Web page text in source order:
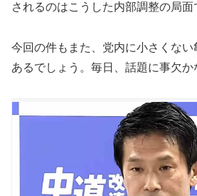
されるのはこうした内部調整の局面
今回の件もまた、党内に小さくな
あるでしょう。毎日、話題に事欠